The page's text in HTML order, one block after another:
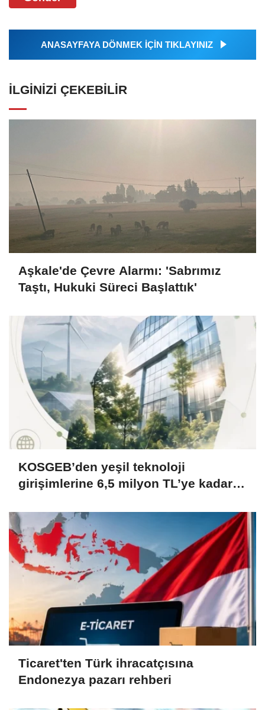
ANASAYFAYA DÖNMEK İÇİN TIKLAYINIZ
İLGINIZI ÇEKEBILIR
Aşkale'de Çevre Alarmı: 'Sabrımız
Taştı, Hukuki Süreci Başlattık'
KOSGEB’den yeşil teknoloji
girişimlerine 6,5 milyon TL’ye kadar
Ticaret'ten Türk ihracatçısına
Endonezya pazarı rehberi